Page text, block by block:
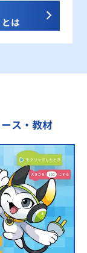
は
ス・教材